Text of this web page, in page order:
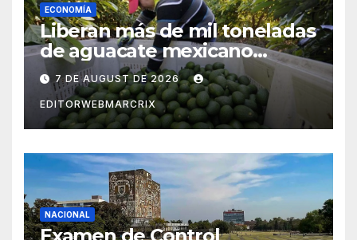
ECONOMÍA
Liberan más de mil toneladas
de aguacate mexicano
rumbo a Estados Unidos
7 DE AUGUST DE 2026
EDITORWEBMARCRIX
NACIONAL